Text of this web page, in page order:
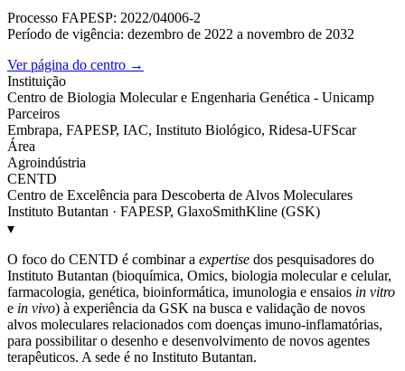
Processo FAPESP: 2022/04006-2
Período de vigência: dezembro de 2022 a novembro de 2032
Ver página do centro →
Instituição
Centro de Biologia Molecular e Engenharia Genética - Unicamp
Parceiros
Embrapa, FAPESP, IAC, Instituto Biológico, Ridesa-UFScar
Área
Agroindústria
CENTD
Centro de Excelência para Descoberta de Alvos Moleculares
Instituto Butantan · FAPESP, GlaxoSmithKline (GSK)
▾
O foco do CENTD é combinar a expertise dos pesquisadores do
Instituto Butantan (bioquímica, Omics, biologia molecular e celular,
farmacologia, genética, bioinformática, imunologia e ensaios in vitro
e in vivo) à experiência da GSK na busca e validação de novos
alvos moleculares relacionados com doenças imuno-inflamatórias,
para possibilitar o desenho e desenvolvimento de novos agentes
terapêuticos. A sede é no Instituto Butantan.